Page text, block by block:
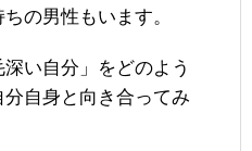
の男性もいます。
い自分」をどのよう
自身と向き合ってみ